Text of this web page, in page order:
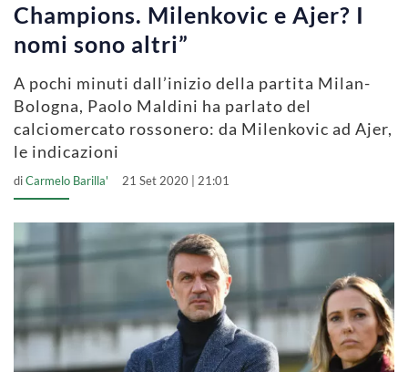
Champions. Milenkovic e Ajer? I
nomi sono altri”
A pochi minuti dall’inizio della partita Milan-
Bologna, Paolo Maldini ha parlato del
calciomercato rossonero: da Milenkovic ad Ajer,
le indicazioni
diCarmelo Barilla' 21 Set 2020 | 21:01